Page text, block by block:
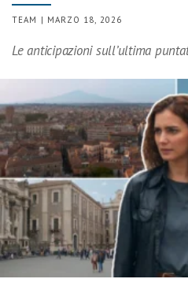
TEAM | MARZO 18, 2026
Le anticipazioni sull’ultima